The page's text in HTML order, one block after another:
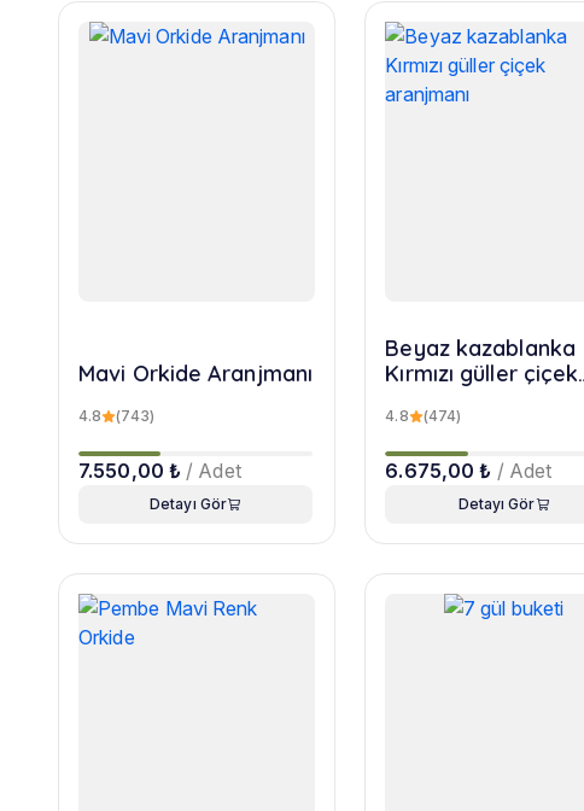
Mavi Orkide Aranjmanı
4.8 (743)
7.550,00 ₺ / Adet
Detayı Gör
Beyaz kazablanka
Kırmızı güller çiçek
4.8 (474)
6.675,00 ₺ / Adet
Detayı Gör